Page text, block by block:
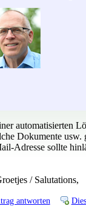
automatisierten
Dokumente usw.
Adresse sollte
/ Salutations,
antworten